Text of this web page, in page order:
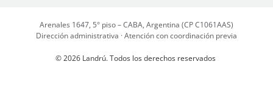
Arenales 1647, 5° piso – CABA, Argentina (CP C1061AAS)
Dirección administrativa · Atención con coordinación previa
© 2026 Landrú. Todos los derechos reservados